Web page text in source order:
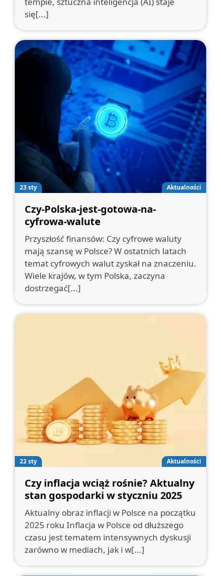
się[...]
23 sty Aktualności
Czy-Polska-jest-gotowa-na-
cyfrowa-walute
Przyszłość finansów: Czy cyfrowe waluty
mają szansę w Polsce? W ostatnich latach
temat cyfrowych walut zyskał na znaczeniu.
Wiele krajów, w tym Polska, zaczyna
dostrzegać[...]
22 sty Aktualności
Czy inflacja wciąż rośnie? Aktualny
stan gospodarki w styczniu 2025
Aktualny obraz inflacji w Polsce na początku
2025 roku Inflacja w Polsce od dłuższego
czasu jest tematem intensywnych dyskusji
zarówno w mediach, jak i w[...]